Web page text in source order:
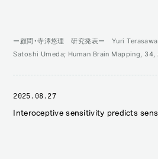
ー顧問・寺澤悠理 研究発表ー Yuri
Satoshi Umeda; Human Brain Mapping,
2025.08.27
Interoceptive sensitivity predicts